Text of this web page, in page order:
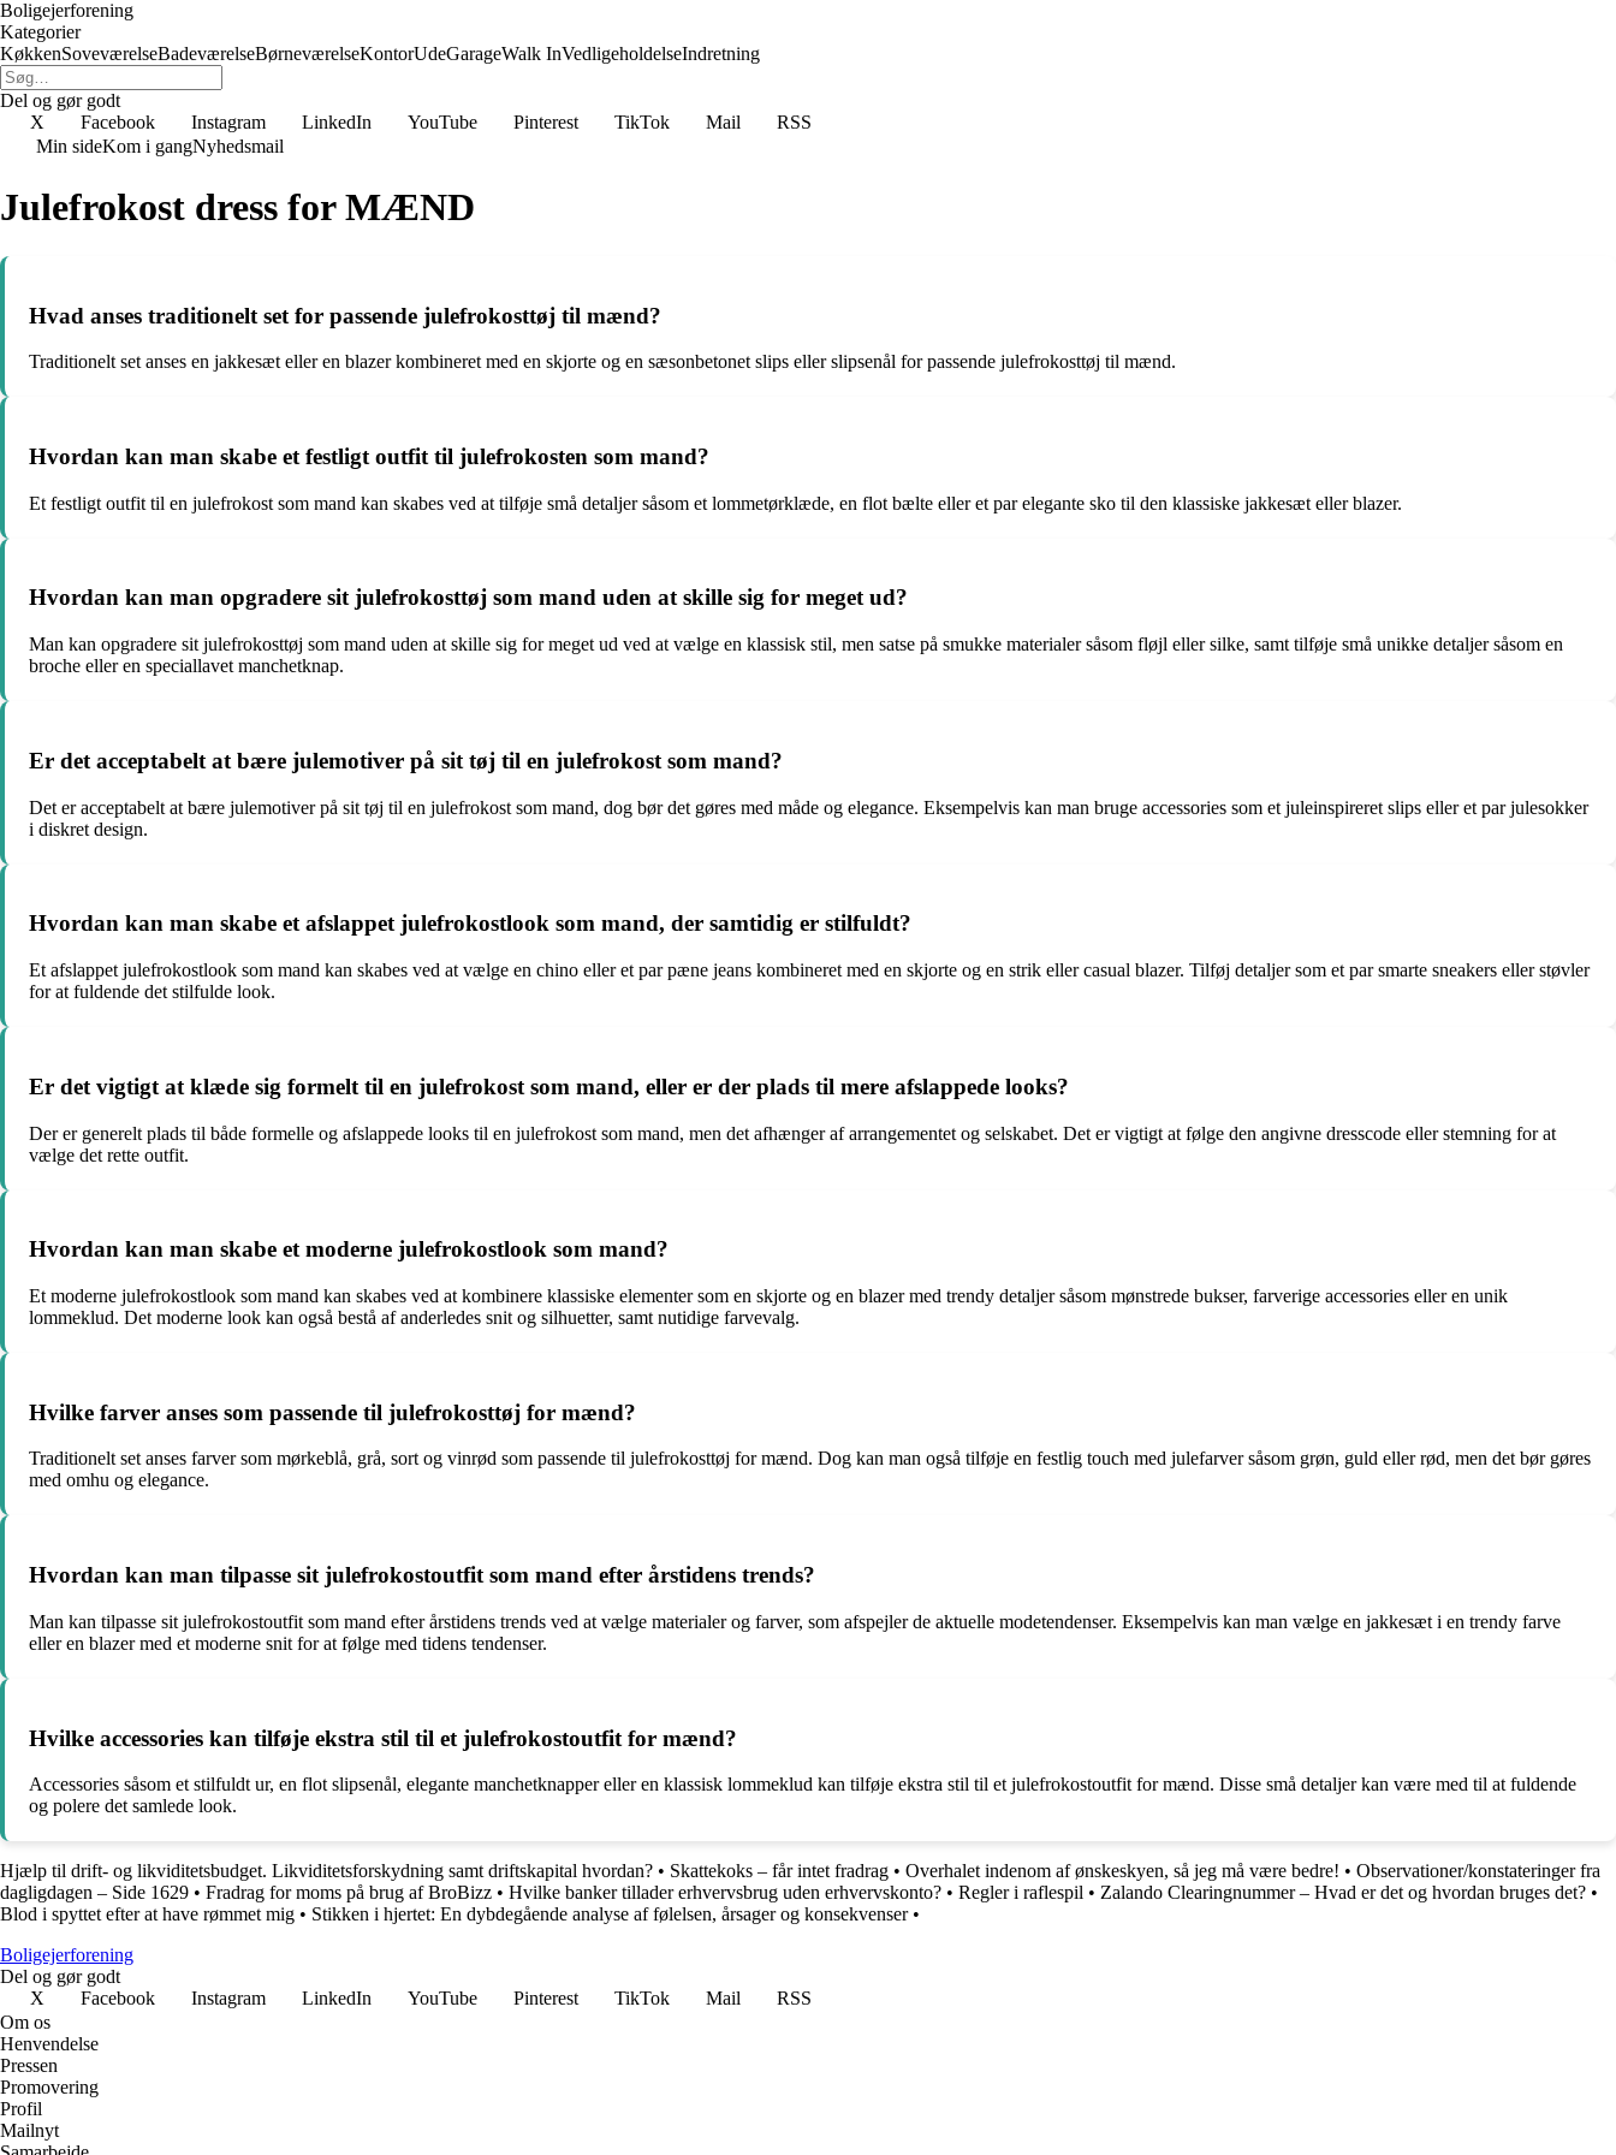
Boligejerforening
Kategorier
KøkkenSoveværelseBadeværelseBørneværelseKontorUdeGarageWalk InVedligeholdelseIndretning
Del og gør godt
X
Facebook Instagram LinkedIn YouTube Pinterest TikTok Mail
RSS
Min sideKom i gangNyhedsmail
Julefrokost dress for MÆND
Hvad anses traditionelt set for passende julefrokosttøj til mænd?
Traditionelt set anses en jakkesæt eller en blazer kombineret med en skjorte og en sæsonbetonet slips eller slipsenål for passende julefrokosttøj til mænd.
Hvordan kan man skabe et festligt outfit til julefrokosten som mand?
Et festligt outfit til en julefrokost som mand kan skabes ved at tilføje små detaljer såsom et lommetørklæde, en flot bælte eller et par elegante sko til den klassiske jakkesæt eller blazer.
Hvordan kan man opgradere sit julefrokosttøj som mand uden at skille sig for meget ud?
Man kan opgradere sit julefrokosttøj som mand uden at skille sig for meget ud ved at vælge en klassisk stil, men satse på smukke materialer såsom fløjl eller silke, samt tilføje små unikke detaljer såsom en
broche eller en speciallavet manchetknap.
Er det acceptabelt at bære julemotiver på sit tøj til en julefrokost som mand?
Det er acceptabelt at bære julemotiver på sit tøj til en julefrokost som mand, dog bør det gøres med måde og elegance. Eksempelvis kan man bruge accessories som et juleinspireret slips eller et par julesokker
i diskret design.
Hvordan kan man skabe et afslappet julefrokostlook som mand, der samtidig er stilfuldt?
Et afslappet julefrokostlook som mand kan skabes ved at vælge en chino eller et par pæne jeans kombineret med en skjorte og en strik eller casual blazer. Tilføj detaljer som et par smarte sneakers eller støvler
for at fuldende det stilfulde look.
Er det vigtigt at klæde sig formelt til en julefrokost som mand, eller er der plads til mere afslappede looks?
Der er generelt plads til både formelle og afslappede looks til en julefrokost som mand, men det afhænger af arrangementet og selskabet. Det er vigtigt at følge den angivne dresscode eller stemning for at
vælge det rette outfit.
Hvordan kan man skabe et moderne julefrokostlook som mand?
Et moderne julefrokostlook som mand kan skabes ved at kombinere klassiske elementer som en skjorte og en blazer med trendy detaljer såsom mønstrede bukser, farverige accessories eller en unik
lommeklud. Det moderne look kan også bestå af anderledes snit og silhuetter, samt nutidige farvevalg.
Hvilke farver anses som passende til julefrokosttøj for mænd?
Traditionelt set anses farver som mørkeblå, grå, sort og vinrød som passende til julefrokosttøj for mænd. Dog kan man også tilføje en festlig touch med julefarver såsom grøn, guld eller rød, men det bør gøres
med omhu og elegance.
Hvordan kan man tilpasse sit julefrokostoutfit som mand efter årstidens trends?
Man kan tilpasse sit julefrokostoutfit som mand efter årstidens trends ved at vælge materialer og farver, som afspejler de aktuelle modetendenser. Eksempelvis kan man vælge en jakkesæt i en trendy farve
eller en blazer med et moderne snit for at følge med tidens tendenser.
Hvilke accessories kan tilføje ekstra stil til et julefrokostoutfit for mænd?
Accessories såsom et stilfuldt ur, en flot slipsenål, elegante manchetknapper eller en klassisk lommeklud kan tilføje ekstra stil til et julefrokostoutfit for mænd. Disse små detaljer kan være med til at fuldende
og polere det samlede look.
Hjælp til drift- og likviditetsbudget. Likviditetsforskydning samt driftskapital hvordan? • Skattekoks – får intet fradrag • Overhalet indenom af ønskeskyen, så jeg må være bedre! • Observationer/konstateringer fra
dagligdagen – Side 1629 • Fradrag for moms på brug af BroBizz • Hvilke banker tillader erhvervsbrug uden erhvervskonto? • Regler i raflespil • Zalando Clearingnummer – Hvad er det og hvordan bruges det? •
Blod i spyttet efter at have rømmet mig • Stikken i hjertet: En dybdegående analyse af følelsen, årsager og konsekvenser•
Boligejerforening
Del og gør godt
X
Facebook Instagram LinkedIn YouTube Pinterest TikTok Mail
RSS
Om os
Henvendelse
Pressen
Promovering
Profil
Mailnyt